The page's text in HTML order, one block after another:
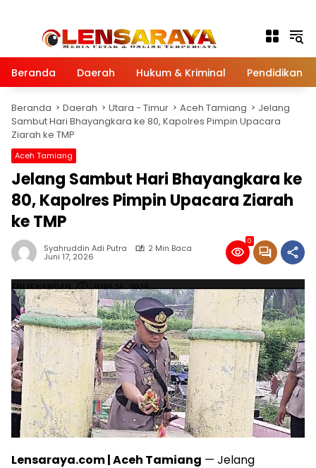
Beranda Daerah Hukum & Kriminal Pendidikan
Beranda Daerah Utara - Timur Aceh Tamiang
Jelang
Sambut Hari Bhayangkara ke 80, Kapolres Pimpin Upacara
Ziarah ke TMP
Aceh Tamiang
Jelang Sambut Hari Bhayangkara ke
80, Kapolres Pimpin Upacara Ziarah
ke TMP
Syahruddin Adi Putra 2 Min Baca
Juni 17, 2026
0
Lensaraya.com | Aceh Tamiang — Jelang